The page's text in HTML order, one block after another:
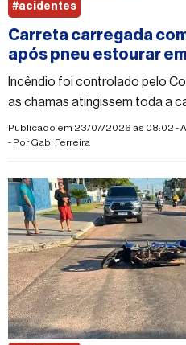
Carreta carregada
após pneu estourar
Incêndio foi controlado pelo
as chamas atingissem toda a
Publicado em 23/07/2026 às 08:02 -
- PorGabi Ferreira
#acidentes